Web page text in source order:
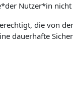
Nutzer*in
die von
dauerhafte